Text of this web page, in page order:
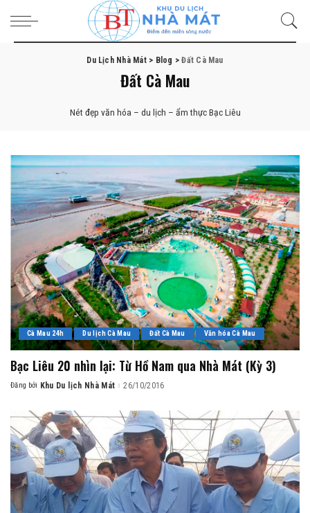
Du Lịch Nhà Mát> Blog >Đất Cà Mau
Đất Cà Mau
Nét đẹp văn hóa – du lịch – ẩm thực Bạc Liêu
Cà Mau 24h Du lịch Cà Mau Đất Cà Mau Văn hóa Cà Mau
Bạc Liêu 20 nhìn lại: Từ Hồ Nam qua Nhà Mát (Kỳ 3)
Posted
Đăng bởi Khu Du lịch Nhà Mát 26/10/2016